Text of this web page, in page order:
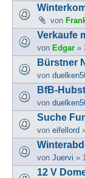
von
Verkaufe
von Edgar »
Bürstner
von
BfB-
von
Suche
von eifellord
von Juervi »
12 V